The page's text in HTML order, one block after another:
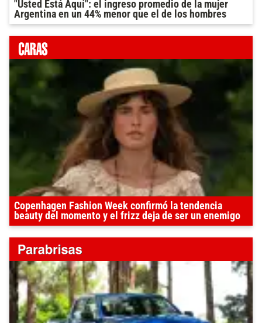
"Usted Está Aquí": el ingreso promedio de la mujer
Argentina en un 44% menor que el de los hombres
Copenhagen Fashion Week confirmó la tendencia
beauty del momento y el frizz deja de ser un enemigo